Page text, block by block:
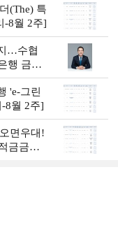
(The) 특
-8월 2주]
…수협
행 금융
'e-그린
8월 2주]
면우대!
금금